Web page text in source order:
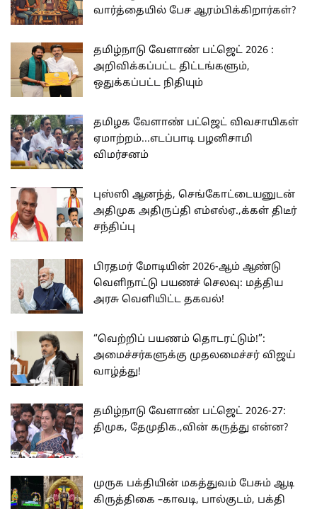
வார்த்தையில் பேச ஆரம்பிக்கிறார்கள்?
தமிழ்நாடு வேளாண் பட்ஜெட் 2026 :
அறிவிக்கப்பட்ட திட்டங்களும்,
ஒதுக்கப்பட்ட நிதியும்
தமிழக வேளாண் பட்ஜெட் விவசாயிகள்
ஏமாற்றம்...எடப்பாடி பழனிசாமி
விமர்சனம்
புஸ்ஸி ஆனந்த், செங்கோட்டையனுடன்
அதிமுக அதிருப்தி எம்எல்ஏ.,க்கள் திடீர்
சந்திப்பு
பிரதமர் மோடியின் 2026-ஆம் ஆண்டு
வெளிநாட்டு பயணச் செலவு: மத்திய
அரசு வெளியிட்ட தகவல்!
“வெற்றிப் பயணம் தொடரட்டும்!”:
அமைச்சர்களுக்கு முதலமைச்சர் விஜய்
வாழ்த்து!
தமிழ்நாடு வேளாண் பட்ஜெட் 2026-27:
திமுக, தேமுதிக.,வின் கருத்து என்ன?
முருக பக்தியின் மகத்துவம் பேசும் ஆடி
கிருத்திகை –காவடி, பால்குடம், பக்தி